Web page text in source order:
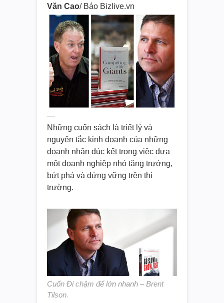
Văn Cao/ Báo Bizlive.vn
—
Những cuốn sách là triết lý và
nguyên tắc kinh doanh của những
doanh nhân đúc kết trong việc đưa
một doanh nghiệp nhỏ tăng trưởng,
bứt phá và đứng vững trên thị
trường.
Cuốn Đi chậm để lớn nhanh – Brent
Tilson.